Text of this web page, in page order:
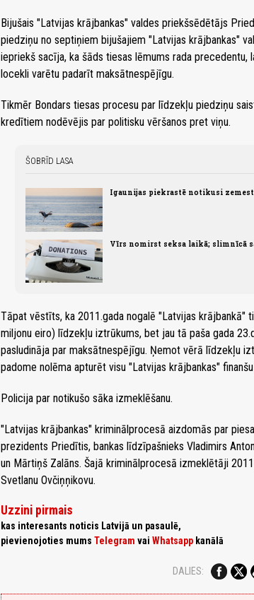
Bijušais "Latvijas krājbankas" valdes priekšsēdētājs
piedziņu no septiņiem bijušajiem "Latvijas krājbankas"
iepriekš sacīja, ka šāds tiesas lēmums rada precedentu,
locekli varētu padarīt maksātnespējīgu.
Tikmēr Bondars tiesas procesu par līdzekļu piedziņu
kredītiem nodēvējis par politisku vēršanos pret viņu.
ŠOBRĪD LASA
Igaunijas piekrastē notikusi
Vīrs nomirst seksa laikā; slimnīcā
Tāpat vēstīts, ka 2011.gada nogalē "Latvijas krājbankā"
miljonu eiro) līdzekļu iztrūkums, bet jau tā paša gada
pasludināja par maksātnespējīgu. Ņemot vērā līdzekļu
padome nolēma apturēt visu "Latvijas krājbankas"
Policija par notikušo sāka izmeklēšanu.
"Latvijas krājbankas" kriminālprocesā aizdomās par
prezidents Priedītis, bankas līdzīpašnieks Vladimirs
un Mārtiņš Zalāns. Šajā kriminālprocesā izmeklētāji
Svetlanu Ovčiņņikovu.
Uzzini pirmais
kas interesants noticis Latvijā un pasaulē,
pievienojoties mums Telegram vai Whatsapp kanālā
DALIES: